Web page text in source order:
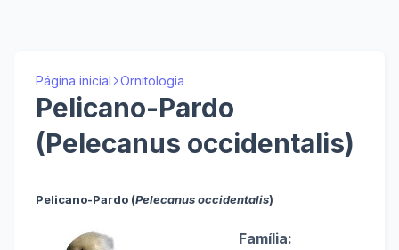
Página inicial Ornitologia
Pelicano-Pardo
(Pelecanus occidentalis)
Pelicano-Pardo (Pelecanus occidentalis)
Família: